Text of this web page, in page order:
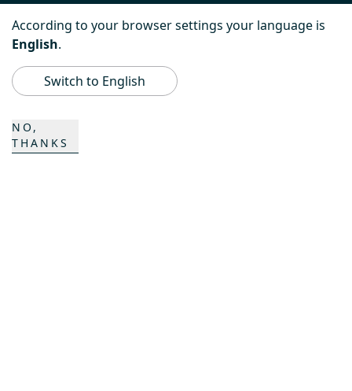
PowerBully
BeachTech
K COMPOSITES
According to your browser settings your language is
English.
NO,
THANKS
Switch to English